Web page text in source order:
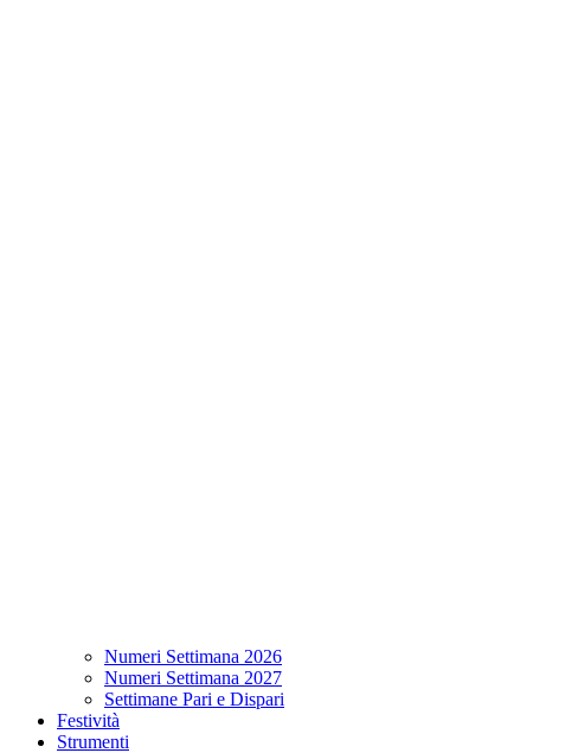
Numeri Settimana 2026
Numeri Settimana 2027
Settimane Pari e Dispari
Festività
Strumenti